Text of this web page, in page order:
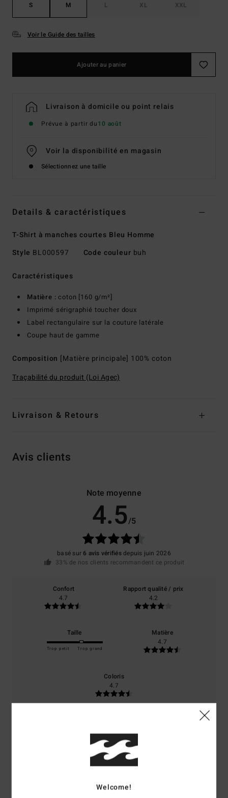
S M L XL XXL
Voir le Guide des tailles
Ajouter au panier
Livraison à domicile ou point relais
Prévue à partir du10 août
Voir la disponibilité en magasin
Sélectionnez une taille
Details & caractéristiques
T-Shirt à manches courtes Bleu Homme
Style BL000597 Code couleur buh
Caractéristiques
Matière :coton [160 g/m²]
Imprimé sérigraphié toucher doux
Label rectangulaire sur la couture latérale
Coupe haut de gamme
Composition [Matière principale] 100% coton
Traçabilité du produit (Loi Agec)
Livraison & Retours
Avis clients
Note moyenne
4.5/5
basé sur 6 avis vérifiésdepuis juin 2026
33% de nos clients recommandent ce produit
Confort
4.7
Rapport qualité / prix
4.2
Taille
Trop petit Trop grand
Matière
4.7
Coloris
4.7
4/5
Welcome!